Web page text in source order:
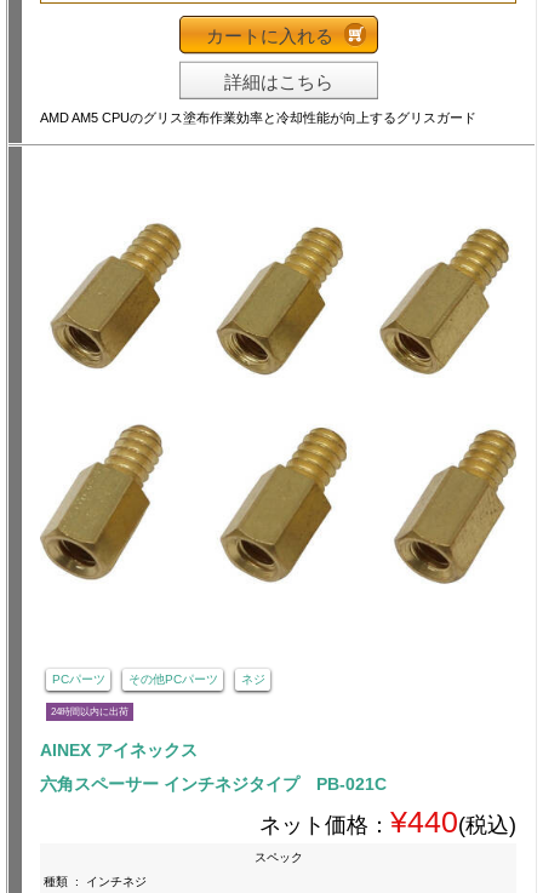
カートに入れる
詳細はこちら
AMD AM5 CPUのグリス塗布作業効率と冷却性能が向上するグリスガード
PCパーツ その他PCパーツ ネジ
24時間以内に出荷
AINEX アイネックス
六角スペーサー インチネジタイプ PB-021C
ネット価格： ¥440(税込)
スペック
種類 :
インチネジ